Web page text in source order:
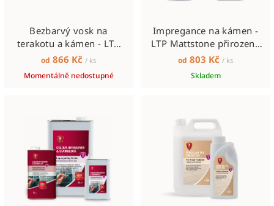
Bezbarvý vosk na
terakotu a kámen - LTP
Clear Wax
od 866 Kč / ks
Momentálně nedostupné
Impregance na kámen -
LTP Mattstone přirozené
odstíny
od 803 Kč / ks
Skladem